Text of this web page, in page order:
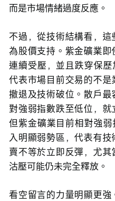
而是市場情緒過度反應。
不過，從技術結構看，
為股價支持。紫金礦業
連續受壓，並且跌穿保
代表市場目前交易的不
撤退及技術破位。散戶
對強弱指數跌至低位，就
但紫金礦業目前相對強
入明顯弱勢區，代表有
賣不等於立即反彈，尤其
沽壓可能仍未完全釋放。
看空留言的力量明顯更